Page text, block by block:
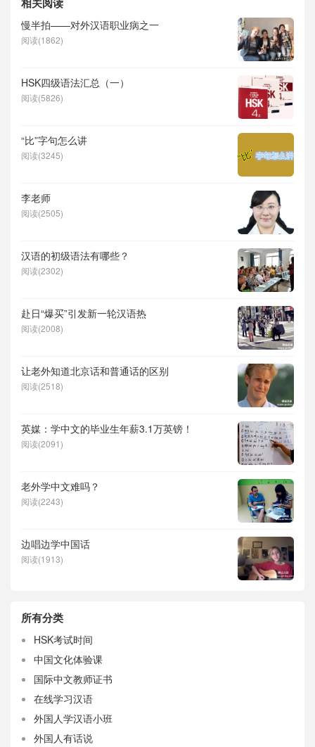
慢半拍——对外汉语职业病之一
阅读(1862)
HSK四级语法汇总（一）
阅读(5826)
“比”字句怎么讲
阅读(3245)
李老师
阅读(2505)
汉语的初级语法有哪些？
阅读(2302)
赴日“爆买”引发新一轮汉语热
阅读(2008)
让老外知道北京话和普通话的区别
阅读(2518)
英媒：学中文的毕业生年薪3.1万英镑！
阅读(2091)
老外学中文难吗？
阅读(2243)
边唱边学中国话
阅读(1913)
所有分类
HSK考试时间
中国文化体验课
国际中文教师证书
在线学习汉语
外国人学汉语小班
外国人有话说